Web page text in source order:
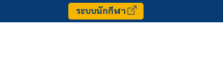
ระบบนักกีฬา